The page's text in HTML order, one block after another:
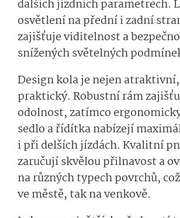
dalších jízdních parametrech.
osvětlení na přední i zadní
zajišťuje viditelnost a
snížených světelných
Design kola je nejen
praktický. Robustní rám
odolnost, zatímco
sedlo a řídítka nabízejí
i při delších jízdách. Kvalitní
zaručují skvělou přilnavost a
na různých typech povrchů,
ve městě, tak na venkově.